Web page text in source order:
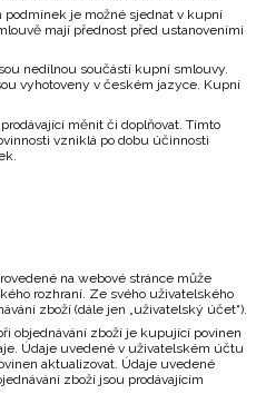
podmínek je možné sjednat v kupní
mají přednost před ustanoveními
nedílnou součástí kupní smlouvy.
vyhotoveny v českém jazyce. Kupní
měnit či doplňovat. Tímto
vzniklá po dobu účinnosti
na webové stránce může
rozhraní. Ze svého uživatelského
zboží (dále jen „uživatelský účet“).
objednávání zboží je kupující povinen
Údaje uvedené v uživatelském účtu
aktualizovat. Údaje uvedené
zboží jsou prodávajícím